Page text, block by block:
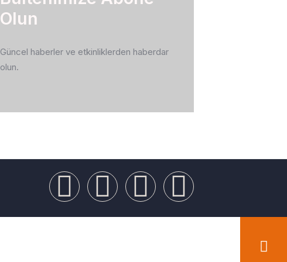
Olun
Güncel haberler ve etkinliklerden haberdar
olun.